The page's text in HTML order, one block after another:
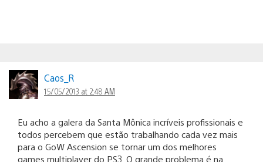
Caos_R
15/05/2013 at 2:48 AM
Eu acho a galera da Santa Mônica incríveis profissionais e
todos percebem que estão trabalhando cada vez mais
para o GoW Ascension se tornar um dos melhores
games multiplayer do PS3. O grande problema é na